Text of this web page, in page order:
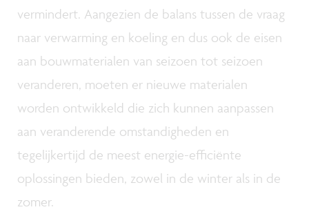
vermindert. Aangezien de balans tussen de vraag
naar verwarming en koeling en dus ook de eisen
aan bouwmaterialen van seizoen tot seizoen
veranderen, moeten er nieuwe materialen
worden ontwikkeld die zich kunnen aanpassen
aan veranderende omstandigheden en
tegelijkertijd de meest energie-efficiënte
oplossingen bieden, zowel in de winter als in de
zomer.